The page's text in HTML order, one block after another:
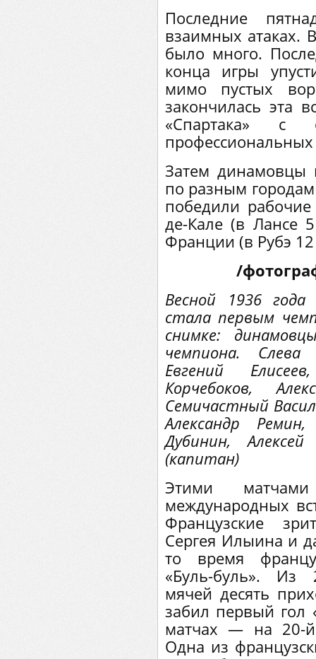
Последние
взаимных атаках.
было много.
конца игры
мимо пустых
закончилась эта
«Спартака» с
Затем динамовцы
по разным
победили
де-Кале (в Лансе
Франции (в Рубэ
/
Весной 1936 года
стала первым
снимке:
чемпиона.
Евгений
Корчебоков,
Семичастный
Александр
Дубинин,
(капитан)
Этими
международных
Французские
Сергея Илыина и
то время
«Буль-буль». Из
мячей десять
забил первый гол
матчах — на 20-й
Одна из